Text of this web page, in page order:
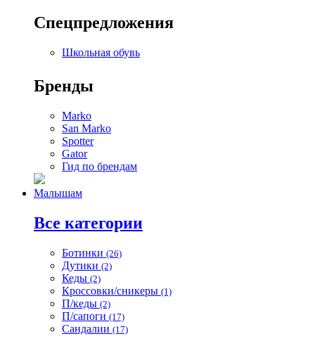
Спецпредложения
Школьная обувь
Бренды
Marko
San Marko
Spotter
Gator
Гид по брендам
Малышам
Все категории
Ботинки (26)
Дутики (2)
Кеды (2)
Кроссовки/сникеры (1)
П/кеды (2)
П/сапоги (17)
Сандалии (17)